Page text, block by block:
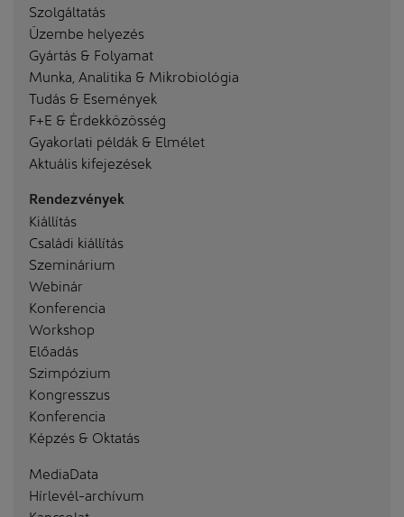
Szolgáltatás
Üzembe helyezés
Gyártás & Folyamat
Munka, Analitika & Mikrobiológia
Tudás & Események
F+E & Érdekközösség
Gyakorlati példák & Elmélet
Aktuális kifejezések
Rendezvények
Kiállítás
Családi kiállítás
Szeminárium
Webinár
Konferencia
Workshop
Előadás
Szimpózium
Kongresszus
Konferencia
Képzés & Oktatás
MediaData
Hírlevél-archívum